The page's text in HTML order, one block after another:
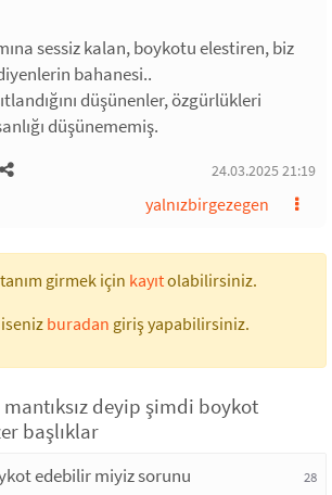
sessiz kalan, boykotu elestiren, biz
bahanesi..
düşünenler, özgürlükleri
düşünememiş.
24.03.2025 21:19
yalnızbirgezegen
girmek için kayıtolabilirsiniz.
buradan giriş yapabilirsiniz.
deyip şimdi boykot
başlıklar
edebilir miyiz sorunu 28